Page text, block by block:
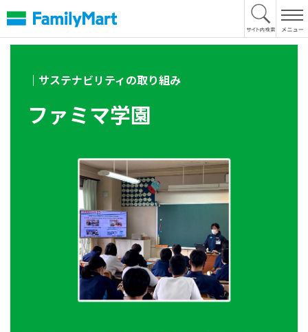
文
へ
｜サステナビリティの取り組み
ファミマ学園